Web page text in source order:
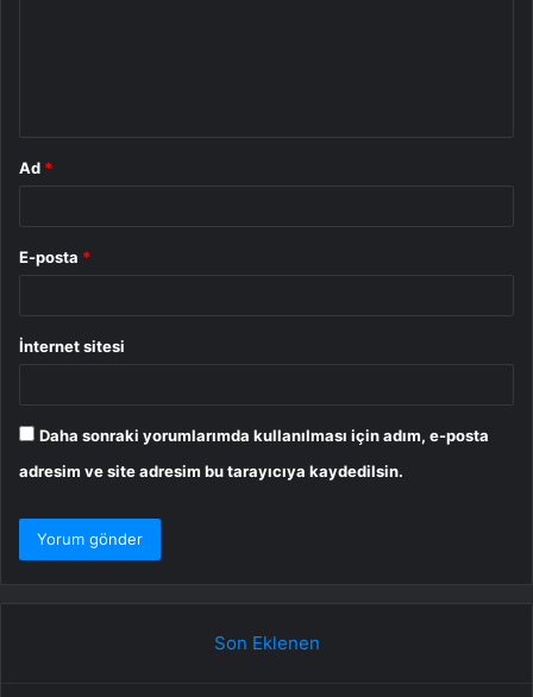
Ad *
E-posta *
İnternet sitesi
Daha sonraki yorumlarımda kullanılması için adım, e-posta
adresim ve site adresim bu tarayıcıya kaydedilsin.
Son Eklenen